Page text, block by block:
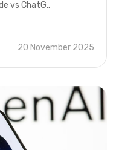
vs ChatG..
20 November 2025